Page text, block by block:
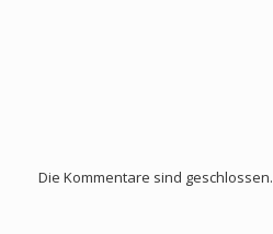
Die Kommentare sind geschlossen.